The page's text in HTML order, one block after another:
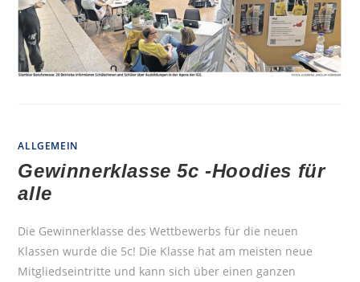
AN
DER
IGS
BURGWEDEL
ALLGEMEIN
Gewinnerklasse 5c -Hoodies für
alle
Die Gewinnerklasse des Wettbewerbs für die neuen
Klassen wurde die 5c! Die Klasse hat am meisten neue
Mitgliedseintritte und kann sich über einen ganzen